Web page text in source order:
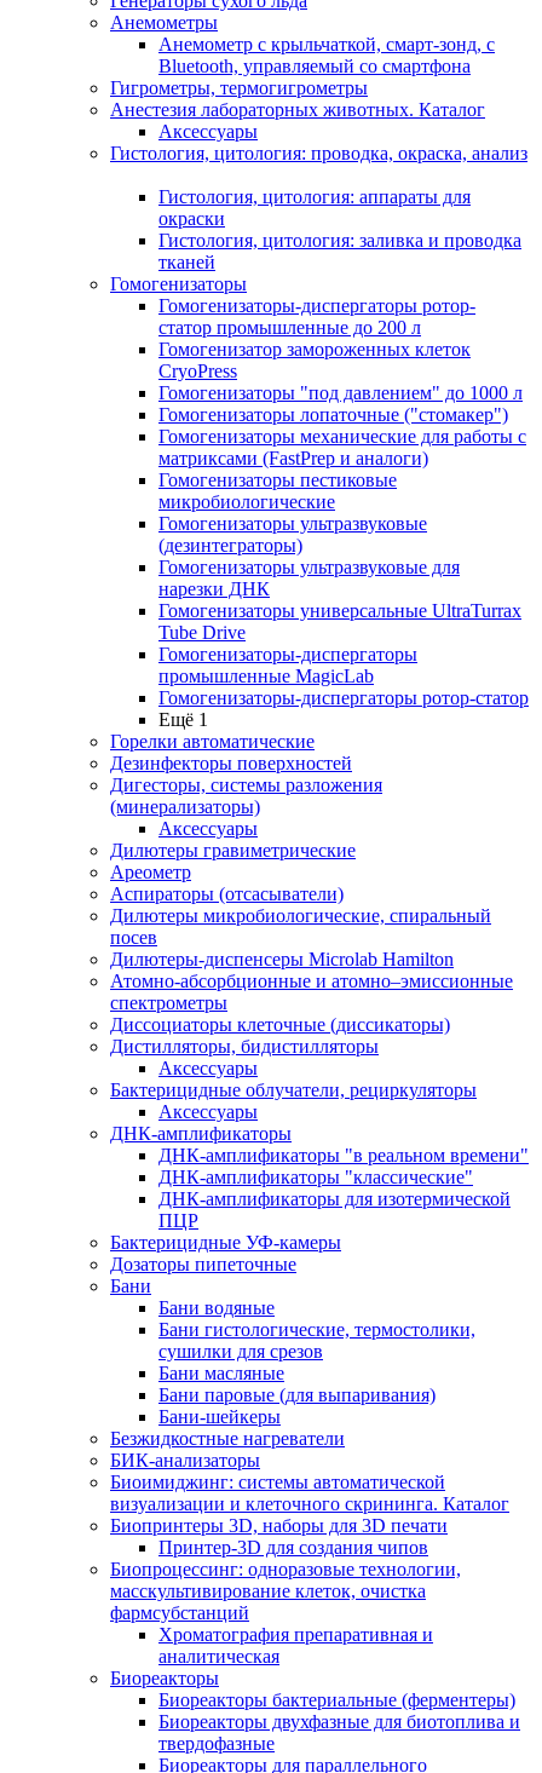
Анемометры
Анемометр с крыльчаткой, смарт-зонд, с
Bluetooth, управляемый со смартфона
Гигрометры, термогигрометры
Анестезия лабораторных животных. Каталог
Аксессуары
Гистология, цитология: проводка, окраска, анализ
Гистология, цитология: аппараты для
окраски
Гистология, цитология: заливка и проводка
тканей
Гомогенизаторы
Гомогенизаторы-диспергаторы ротор-
статор промышленные до 200 л
Гомогенизатор замороженных клеток
CryoPress
Гомогенизаторы "под давлением" до 1000 л
Гомогенизаторы лопаточные ("стомакер")
Гомогенизаторы механические для работы с
матриксами (FastPrep и аналоги)
Гомогенизаторы пестиковые
микробиологические
Гомогенизаторы ультразвуковые
(дезинтеграторы)
Гомогенизаторы ультразвуковые для
нарезки ДНК
Гомогенизаторы универсальные UltraTurrax
Tube Drive
Гомогенизаторы-диспергаторы
промышленные MagicLab
Гомогенизаторы-диспергаторы ротор-статор
Ещё 1
Горелки автоматические
Дезинфекторы поверхностей
Дигесторы, системы разложения
(минерализаторы)
Аксессуары
Дилютеры гравиметрические
Ареометр
Аспираторы (отсасыватели)
Дилютеры микробиологические, спиральный
посев
Дилютеры-диспенсеры Microlab Hamilton
Атомно-абсорбционные и атомно–эмиссионные
спектрометры
Диссоциаторы клеточные (диссикаторы)
Дистилляторы, бидистилляторы
Аксессуары
Бактерицидные облучатели, рециркуляторы
Аксессуары
ДНК-амплификаторы
ДНК-амплификаторы "в реальном времени"
ДНК-амплификаторы "классические"
ДНК-амплификаторы для изотермической
ПЦР
Бактерицидные УФ-камеры
Дозаторы пипеточные
Бани
Бани водяные
Бани гистологические, термостолики,
сушилки для срезов
Бани масляные
Бани паровые (для выпаривания)
Бани-шейкеры
Безжидкостные нагреватели
БИК-анализаторы
Биоимиджинг: системы автоматической
визуализации и клеточного скрининга. Каталог
Биопринтеры 3D, наборы для 3D печати
Принтер-3D для создания чипов
Биопроцессинг: одноразовые технологии,
масскультивирование клеток, очистка
фармсубстанций
Хроматография препаративная и
аналитическая
Биореакторы
Биореакторы бактериальные (ферментеры)
Биореакторы двухфазные для биотоплива и
твердофазные
Биореакторы для параллельного